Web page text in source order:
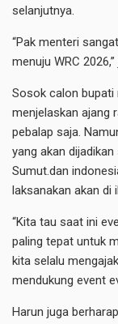
selanjutnya.
“Pak menteri
menuju WRC
Sosok calon bupati
menjelaskan ajang
pebalap saja.
yang akan
Sumut.dan
laksanakan akan di
“Kita tau saat ini
paling tepat untuk
kita selalu
mendukung event
Harun juga